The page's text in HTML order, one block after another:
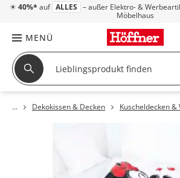
☀ 40%* auf ALLES – außer Elektro- &
Möbelhaus
MENÜ
Dekokissen & Decken Kuscheldecken &